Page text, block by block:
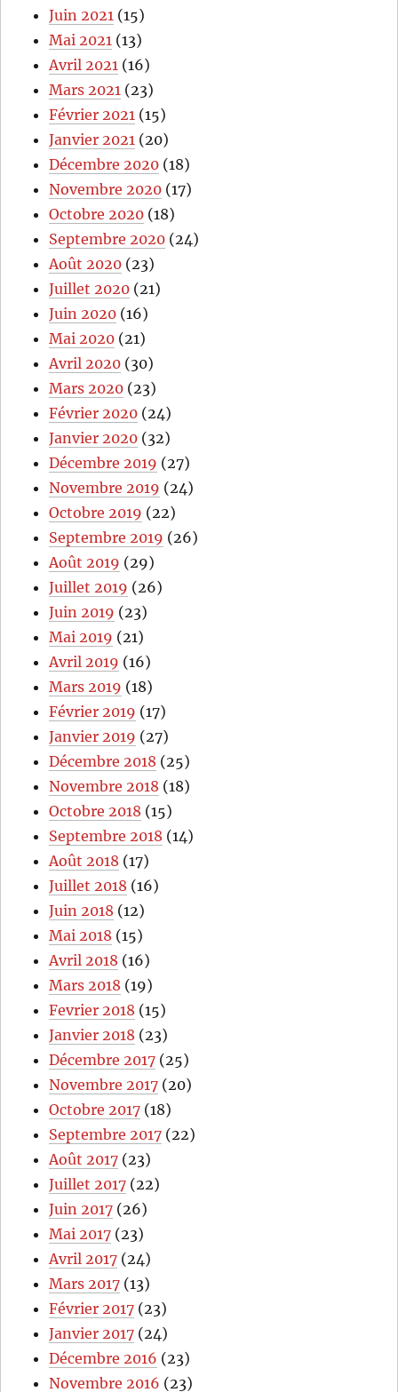
Juin 2021 (15)
Mai 2021 (13)
Avril 2021 (16)
Mars 2021 (23)
Février 2021 (15)
Janvier 2021 (20)
Décembre 2020 (18)
Novembre 2020 (17)
Octobre 2020 (18)
Septembre 2020 (24)
Août 2020 (23)
Juillet 2020 (21)
Juin 2020 (16)
Mai 2020 (21)
Avril 2020 (30)
Mars 2020 (23)
Février 2020 (24)
Janvier 2020 (32)
Décembre 2019 (27)
Novembre 2019 (24)
Octobre 2019 (22)
Septembre 2019 (26)
Août 2019 (29)
Juillet 2019 (26)
Juin 2019 (23)
Mai 2019 (21)
Avril 2019 (16)
Mars 2019 (18)
Février 2019 (17)
Janvier 2019 (27)
Décembre 2018 (25)
Novembre 2018 (18)
Octobre 2018 (15)
Septembre 2018 (14)
Août 2018 (17)
Juillet 2018 (16)
Juin 2018 (12)
Mai 2018 (15)
Avril 2018 (16)
Mars 2018 (19)
Fevrier 2018 (15)
Janvier 2018 (23)
Décembre 2017 (25)
Novembre 2017 (20)
Octobre 2017 (18)
Septembre 2017 (22)
Août 2017 (23)
Juillet 2017 (22)
Juin 2017 (26)
Mai 2017 (23)
Avril 2017 (24)
Mars 2017 (13)
Février 2017 (23)
Janvier 2017 (24)
Décembre 2016 (23)
Novembre 2016 (23)